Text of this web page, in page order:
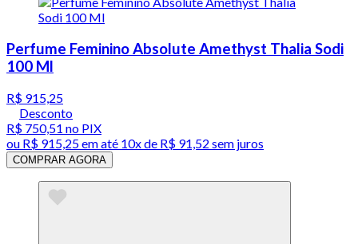
Perfume Feminino Absolute Amethyst Thalia Sodi
100 Ml
R$ 915,25
Desconto
R$ 750,51 no PIX
ou R$ 915,25em até 10x de R$ 91,52 sem juros
COMPRAR AGORA